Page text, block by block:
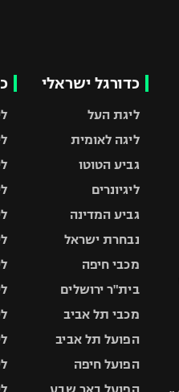
כדורגל ישראלי
ליגת העל
ליגה לאומית
גביע הטוטו
ליגיונרים
גביע המדינה
נבחרת ישראל
מכבי חיפה
בית"ר ירושלים
מכבי תל אביב
הפועל תל אביב
הפועל חיפה
הפועל באר שבע